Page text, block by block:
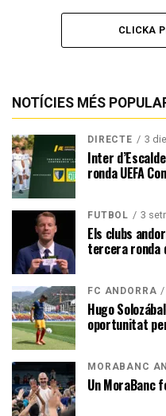
CLICKA
NOTÍCIES MÉS
DIRECTE 3
Inter
ronda UEFA
FUTBOL 3
Els clubs
tercera ronda
FC ANDORRA
Hugo
oportunitat
MORABANC
Un MoraBanc